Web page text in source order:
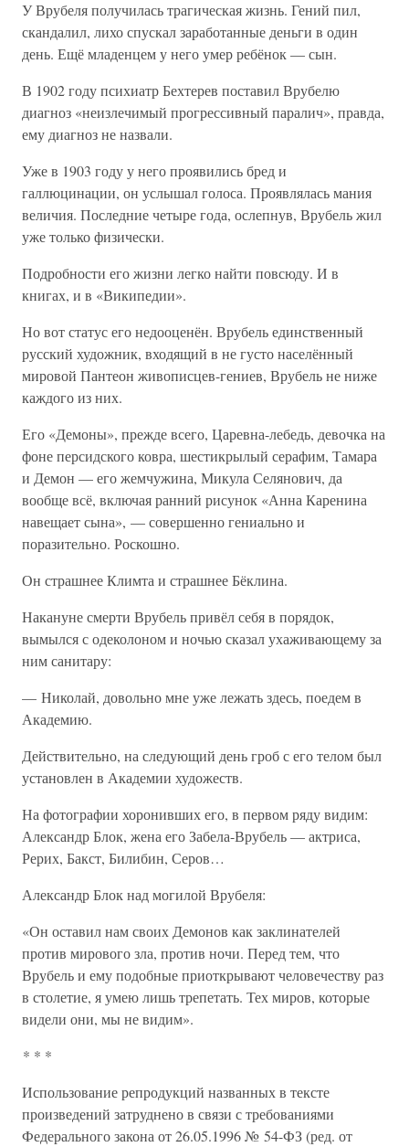
У Врубеля получилась трагическая жизнь. Гений пил,
скандалил, лихо спускал заработанные деньги в один
день. Ещё младенцем у него умер ребёнок — сын.
В 1902 году психиатр Бехтерев поставил Врубелю
диагноз «неизлечимый прогрессивный паралич», правда,
ему диагноз не назвали.
Уже в 1903 году у него проявились бред и
галлюцинации, он услышал голоса. Проявлялась мания
величия. Последние четыре года, ослепнув, Врубель жил
уже только физически.
Подробности его жизни легко найти повсюду. И в
книгах, и в «Википедии».
Но вот статус его недооценён. Врубель единственный
русский художник, входящий в не густо населённый
мировой Пантеон живописцев-гениев, Врубель не ниже
каждого из них.
Его «Демоны», прежде всего, Царевна-лебедь, девочка на
фоне персидского ковра, шестикрылый серафим, Тамара
и Демон — его жемчужина, Микула Селянович, да
вообще всё, включая ранний рисунок «Анна Каренина
навещает сына», — совершенно гениально и
поразительно. Роскошно.
Он страшнее Климта и страшнее Бёклина.
Накануне смерти Врубель привёл себя в порядок,
вымылся с одеколоном и ночью сказал ухаживающему за
ним санитару:
— Николай, довольно мне уже лежать здесь, поедем в
Академию.
Действительно, на следующий день гроб с его телом был
установлен в Академии художеств.
На фотографии хоронивших его, в первом ряду видим:
Александр Блок, жена его Забела-Врубель — актриса,
Рерих, Бакст, Билибин, Серов…
Александр Блок над могилой Врубеля:
«Он оставил нам своих Демонов как заклинателей
против мирового зла, против ночи. Перед тем, что
Врубель и ему подобные приоткрывают человечеству раз
в столетие, я умею лишь трепетать. Тех миров, которые
видели они, мы не видим».
* * *
Использование репродукций названных в тексте
произведений затруднено в связи с требованиями
Федерального закона от 26.05.1996 № 54-ФЗ (ред. от